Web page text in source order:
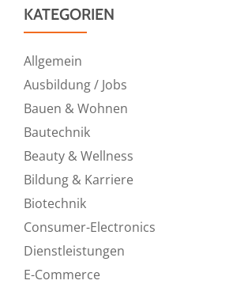
KATEGORIEN
Allgemein
Ausbildung / Jobs
Bauen & Wohnen
Bautechnik
Beauty & Wellness
Bildung & Karriere
Biotechnik
Consumer-Electronics
Dienstleistungen
E-Commerce